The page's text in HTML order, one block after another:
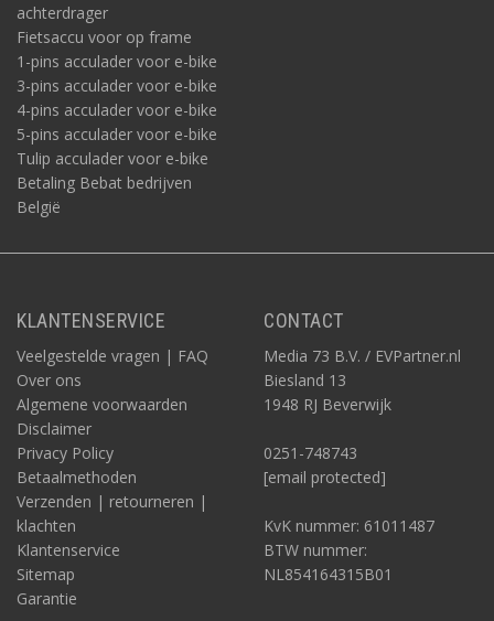
achterdrager
Fietsaccu voor op frame
1-pins acculader voor e-bike
3-pins acculader voor e-bike
4-pins acculader voor e-bike
5-pins acculader voor e-bike
Tulip acculader voor e-bike
Betaling Bebat bedrijven
België
KLANTENSERVICE
Veelgestelde vragen | FAQ
Over ons
Algemene voorwaarden
Disclaimer
Privacy Policy
Betaalmethoden
Verzenden | retourneren |
klachten
Klantenservice
Sitemap
Garantie
CONTACT
Media 73 B.V. / EVPartner.nl
Biesland 13
1948 RJ Beverwijk
0251-748743
[email protected]
KvK nummer: 61011487
BTW nummer:
NL854164315B01